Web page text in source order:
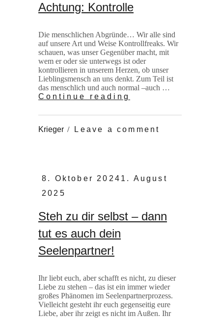
Achtung: Kontrolle
Die menschlichen Abgründe… Wir alle sind
auf unsere Art und Weise Kontrollfreaks. Wir
schauen, was unser Gegenüber macht, mit
wem er oder sie unterwegs ist oder
kontrollieren in unserem Herzen, ob unser
Lieblingsmensch an uns denkt. Zum Teil ist
das menschlich und auch normal –auch …
Continue reading
by
Krieger Leave a comment
Posted
on
8. Oktober 2024 1. August
2025
Steh zu dir selbst – dann
tut es auch dein
Seelenpartner!
Ihr liebt euch, aber schafft es nicht, zu dieser
Liebe zu stehen – das ist ein immer wieder
großes Phänomen im Seelenpartnerprozess.
Vielleicht gesteht ihr euch gegenseitig eure
Liebe, aber ihr zeigt es nicht im Außen. Ihr